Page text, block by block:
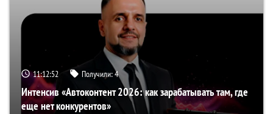
11:12:51 Получили:4
Интенсив «Автоконтент 2026: как зарабатывать там, где
еще нет конкурентов»